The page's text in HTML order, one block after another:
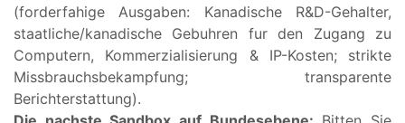
(forderfahige Ausgaben: Kanadische R&D-Gehalter,
staatliche/kanadische Gebuhren fur den Zugang zu
Computern, Kommerzialisierung & IP-Kosten; strikte
Missbrauchsbekampfung; transparente
Berichterstattung).